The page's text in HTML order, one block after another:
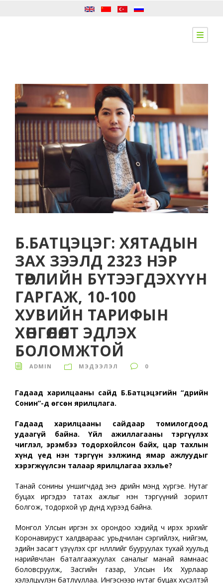
Б.БАТЦЭЦЭГ: ХЯТАДЫН
ЗАХ ЗЭЭЛД 2323 НЭР
ТӨРЛИЙН БҮТЭЭГДЭХҮҮН
ГАРГАЖ, 10-100
ХУВИЙН ТАРИФЫН
ХӨНГӨЛӨЛТ ЭДЛЭХ
БОЛОМЖТОЙ
ADMIN МЭДЭЭЛЭЛ 0
Гадаад харилцааны сайд Б.Батцэцэгийн “Өдрийн
Сонин”-д өгсөн ярилцлага.
Гадаад харилцааны сайдаар томилогдоод
удаагүй байна. Үйл ажиллагааны тэргүүлэх
чиглэл, эрэмбээ тодорхойлсон байх, цар тахлын
хүнд үед нэн тэргүүн ээлжинд ямар ажлуудыг
хэрэгжүүлсэн талаар ярилцлагаа эхэлье?
Танай сонины уншигчдад энэ өдрийн мэнд хүргэе. Нутаг
буцах иргэдээ татах ажлыг нэн тэргүүний зорилт
болгож, тодорхой үр дүнд хүрээд байна.
Монгол Улсын иргэн эх орондоо хэдийд ч ирэх эрхийг
Коронавируст халдвараас урьдчилан сэргийлэх, нийгэм,
эдийн засагт үзүүлэх сөрөг нөлөөллийг бууруулах тухай хуульд
нарийвчлан баталгаажуулах саналыг манай яамнаас
боловсруулж, Засгийн газар, Улсын Их Хурлаар
хэлэлцүүлэн батлууллаа. Ингэснээр нутаг буцах хүсэлтэй